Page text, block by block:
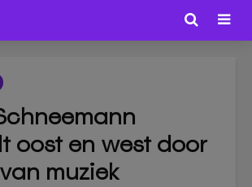
oost en west door
muziek